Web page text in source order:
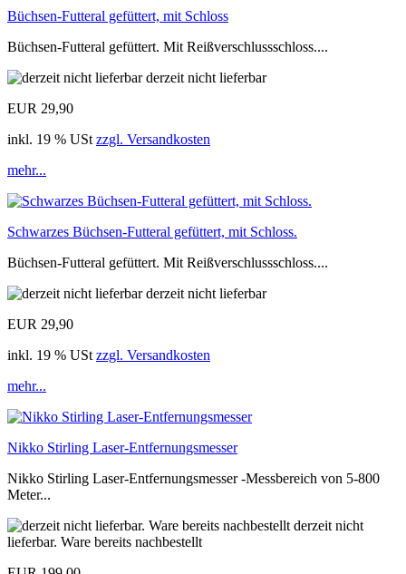
Büchsen-Futteral gefüttert, mit Schloss
Büchsen-Futteral gefüttert. Mit Reißverschlussschloss....
derzeit nicht lieferbar
EUR 29,90
inkl. 19 % USt zzgl. Versandkosten
mehr...
Schwarzes Büchsen-Futteral gefüttert, mit Schloss.
Büchsen-Futteral gefüttert. Mit Reißverschlussschloss....
derzeit nicht lieferbar
EUR 29,90
inkl. 19 % USt zzgl. Versandkosten
mehr...
Nikko Stirling Laser-Entfernungsmesser
Nikko Stirling Laser-Entfernungsmesser -Messbereich von 5-800
Meter...
derzeit nicht
lieferbar. Ware bereits nachbestellt